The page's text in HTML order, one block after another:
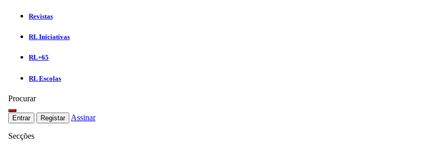
Revistas
RL Iniciativas
RL+65
RL Escolas
Procurar
Entrar Registar Assinar
Secções